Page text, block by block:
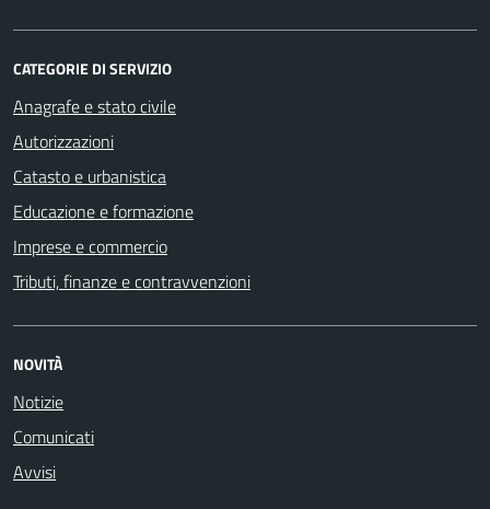
CATEGORIE DI SERVIZIO
Anagrafe e stato civile
Autorizzazioni
Catasto e urbanistica
Educazione e formazione
Imprese e commercio
Tributi, finanze e contravvenzioni
NOVITÀ
Notizie
Comunicati
Avvisi